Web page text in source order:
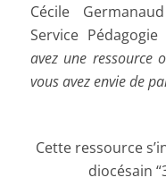
Cécile
Service
avez une ressource
vous avez envie de
Cette ressource
diocésain